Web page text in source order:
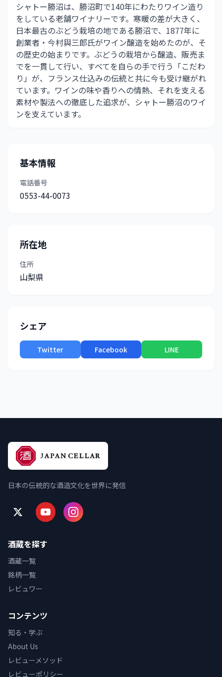
シャトー勝沼は、勝沼町で140年にわたりワイン造り
をしている老舗ワイナリーです。寒暖の差が大きく、
日本最古のぶどう栽培の地である勝沼で、1877年に
創業者・今村與三郎氏がワイン醸造を始めたのが、そ
の歴史の始まりです。ぶどうの栽培から醸造、販売ま
でを一貫して行い、すべてを自らの手で行う「こだわ
り」が、フランス仕込みの伝統と共に今も受け継がれ
ています。ワインの味や香りへの情熱、それを支える
素材や製法への徹底した追求が、シャトー勝沼のワイ
ンを支えています。
基本情報
電話番号
0553-44-0073
所在地
住所
山梨県
シェア
Twitter Facebook LINE
日本の伝統的な酒造文化を世界に発信
酒蔵を探す
酒蔵一覧
銘柄一覧
レビュワー
コンテンツ
知る・学ぶ
About Us
レビューメソッド
レビューポリシー